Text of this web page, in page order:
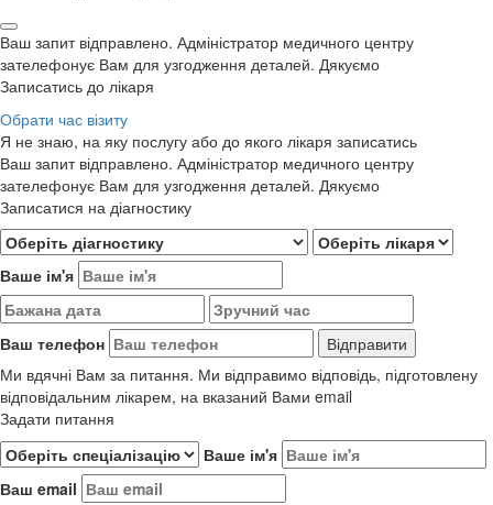
Ваш запит відправлено. Адміністратор медичного центру
зателефонує Вам для узгодження деталей. Дякуємо
Записатись до лікаря
Обрати час візиту
Я не знаю, на яку послугу або до якого лікаря записатись
Ваш запит відправлено. Адміністратор медичного центру
зателефонує Вам для узгодження деталей. Дякуємо
Записатися на діагностику
Ваше ім'я
Ваш телефон
Ми вдячні Вам за питання. Ми відправимо відповідь, підготовлену
відповідальним лікарем, на вказаний Вами email
Задати питання
Ваше ім'я
Ваш email